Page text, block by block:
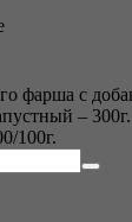
фарша с
–
100г.